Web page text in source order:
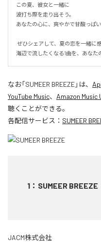
この夏、彼女と一緒に
波打ち際を走り出そう。
あなたの心に、爽やかで甘酸っぱ
海辺で流したくなる1曲を、あなた
なお「SUMEER BREEZE」は、
YouTube Music、 Amazon Music
聴くことができる。
各配信サービス： SUMEER
1 ： SUMEER BREEZE
JACM株式会社